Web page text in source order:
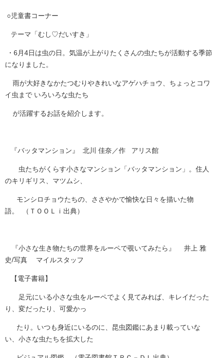
○児童書コーナー
テーマ「むし♡だいすき」
・6月4日は虫の日。気温が上がりたくさんの虫たちが活動する季節
になりました。
雨が大好きなかたつむりやきれいなアゲハチョウ、ちょっとコワ
イ虫まで いろいろな虫たち
が活躍するお話を紹介します。
『バッタマンション』 北川 佳奈／作 アリス館
虫たちがくらす小さなマンション「バッタマンション」。住人
のキリギリス、マツムシ、
モンシロチョウたちの、ささやかで愉快な日々を描いた物
語。 （ＴＯＯＬｉ出典）
『小さな生き物たちの世界をルーペで覗いてみたら』 井上 雅
史/写真 マイルスタッフ
【電子書籍】
足元にいる小さな虫をルーペでよく見てみれば、キレイだった
り、変だったり、可愛かっ
たり。いつも身近にいるのに、昆虫図鑑にあまり載っていな
い、小さな虫たちを拡大した